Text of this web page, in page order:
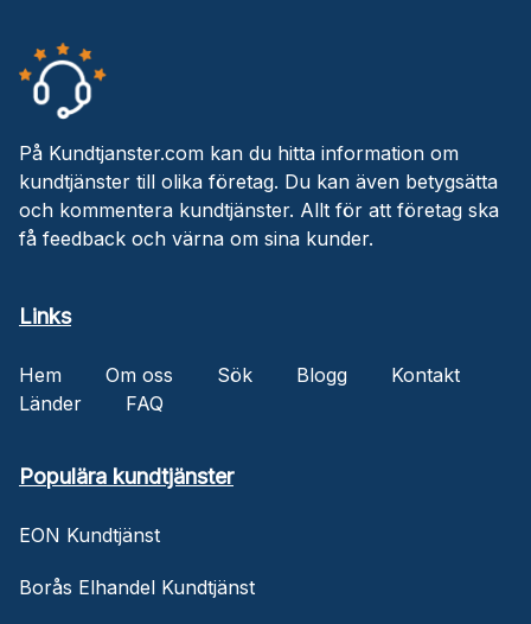
På Kundtjanster.com kan du hitta information om
kundtjänster till olika företag. Du kan även betygsätta
och kommentera kundtjänster. Allt för att företag ska
få feedback och värna om sina kunder.
Links
Hem Om oss Sök Blogg
Kontakt
Länder
FAQ
Populära kundtjänster
EON Kundtjänst
Borås Elhandel Kundtjänst